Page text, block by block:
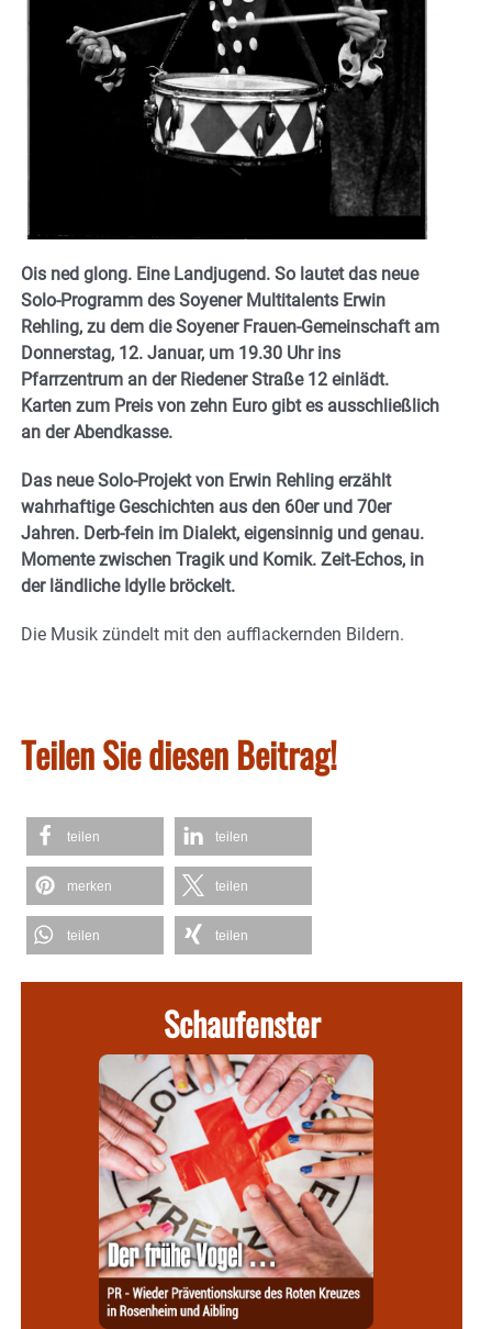
Ois ned glong. Eine Landjugend. So lautet das neue
Solo-Programm des Soyener Multitalents Erwin
Rehling, zu dem die Soyener Frauen-Gemeinschaft am
Donnerstag, 12. Januar, um 19.30 Uhr ins
Pfarrzentrum an der Riedener Straße 12 einlädt.
Karten zum Preis von zehn Euro gibt es ausschließlich
an der Abendkasse.
Das neue Solo-Projekt von Erwin Rehling erzählt
wahrhaftige Geschichten aus den 60er und 70er
Jahren. Derb-fein im Dialekt, eigensinnig und genau.
Momente zwischen Tragik und Komik. Zeit-Echos, in
der ländliche Idylle bröckelt.
Die Musik zündelt mit den aufflackernden Bildern.
Teilen Sie diesen Beitrag!
teilen teilen
merken teilen
teilen teilen
Schaufenster